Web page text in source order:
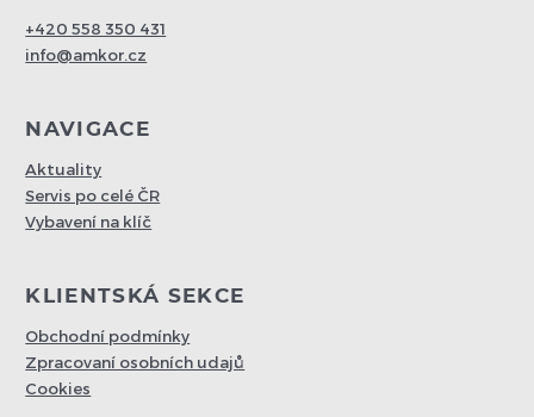
+420 558 350 431
info@amkor.cz
NAVIGACE
Aktuality
Servis po celé ČR
Vybavení na klíč
KLIENTSKÁ SEKCE
Obchodní podmínky
Zpracovaní osobních udajů
Cookies